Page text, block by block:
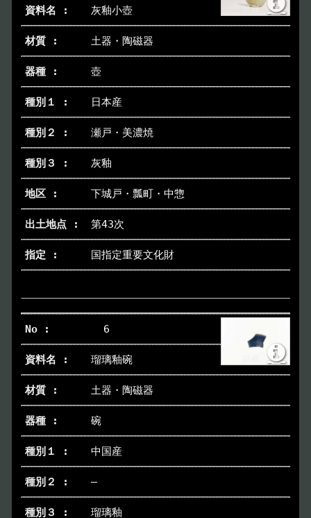
灰釉小壺
土器・陶磁器
壺
日本産
瀬戸・美濃焼
灰釉
下城戸・瓢町・中惣
第43次
国指定重要文化財
6
瑠璃釉碗
土器・陶磁器
碗
中国産
―
瑠璃釉